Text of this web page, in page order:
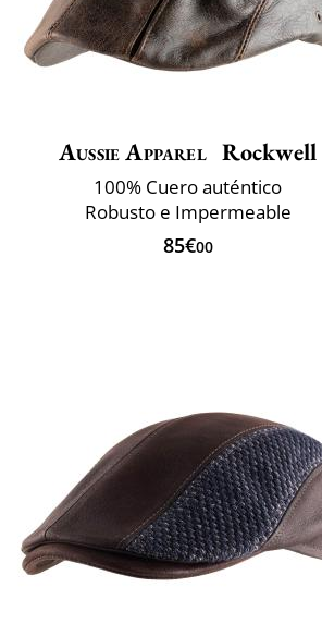
Aussie Apparel Rockwell
100% Cuero auténtico
Robusto e Impermeable
85€00